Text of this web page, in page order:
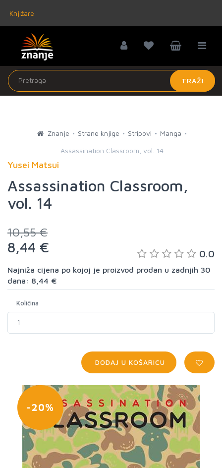
Knjižare
TRAŽI
Znanje Strane knjige Stripovi Manga
Assassination Classroom, vol. 14
Yusei Matsui
Assassination Classroom,
vol. 14
10,55 €
8,44 € 0.0
Najniža cijena po kojoj je proizvod prodan u zadnjih 30
dana: 8,44 €
Količina
DODAJ U KOŠARICU
-20%